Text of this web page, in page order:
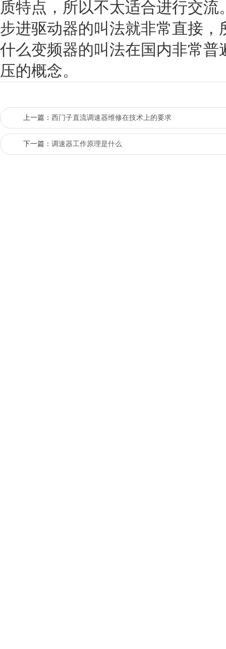
质特点，所以不太适合进行交
步进驱动器的叫法就非常直接
什么变频器的叫法在国内非常
压的概念。
上一篇： 西门子直流调速器维修在技术上的要求
下一篇： 调速器工作原理是什么